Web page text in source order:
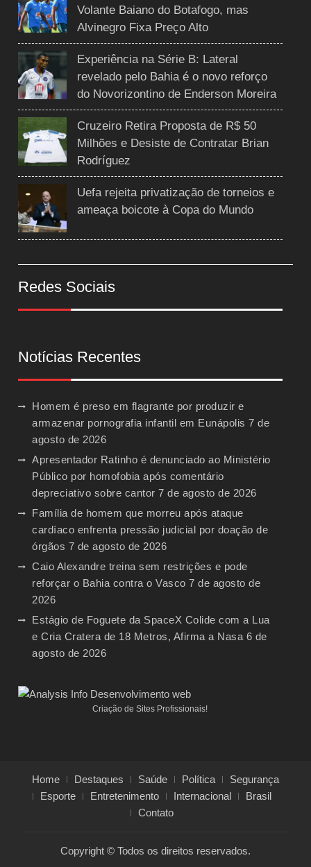
Volante Baiano do Botafogo, mas
Alvinegro Fixa Preço Alto
Experiência na Série B: Lateral
revelado pelo Bahia é o novo reforço
do Novorizontino de Enderson Moreira
Cruzeiro Retira Proposta de R$ 50
Milhões e Desiste de Contratar Brian
Rodríguez
Uefa rejeita privatização de torneios e
ameaça boicote à Copa do Mundo
Redes Sociais
Notícias Recentes
Homem é preso em flagrante por produzir e
armazenar pornografia infantil em Eunápolis 7 de
agosto de 2026
Apresentador Ratinho é denunciado ao Ministério
Público por homofobia após comentário
depreciativo sobre cantor 7 de agosto de 2026
Família de homem que morreu após ataque
cardíaco enfrenta pressão judicial por doação de
órgãos 7 de agosto de 2026
Caio Alexandre treina sem restrições e pode
reforçar o Bahia contra o Vasco 7 de agosto de
2026
Estágio de Foguete da SpaceX Colide com a Lua
e Cria Cratera de 18 Metros, Afirma a Nasa 6 de
agosto de 2026
Criação de Sites Profissionais!
Home Destaques Saúde Política
Segurança
Esporte
Entretenimento Internacional
Brasil
Contato
Copyright © Todos os direitos reservados.